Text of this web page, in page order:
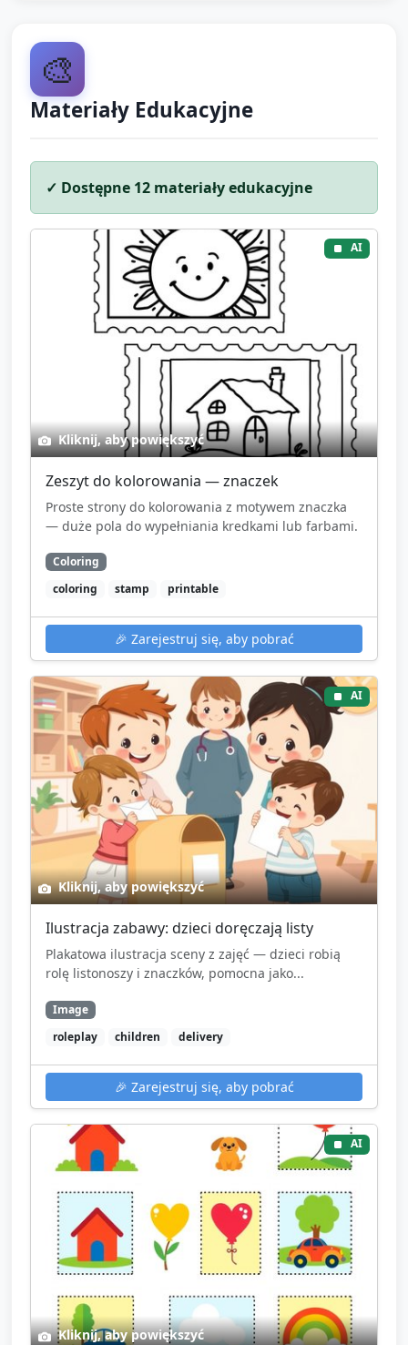
🎨
Materiały Edukacyjne
✓ Dostępne 12 materiały edukacyjne
AI
Kliknij, aby powiększyć
Zeszyt do kolorowania — znaczek
Proste strony do kolorowania z motywem znaczka
— duże pola do wypełniania kredkami lub farbami.
Coloring
coloring
stamp printable
🎉 Zarejestruj się, aby pobrać
AI
Kliknij, aby powiększyć
Ilustracja zabawy: dzieci doręczają listy
Plakatowa ilustracja sceny z zajęć — dzieci robią
rolę listonoszy i znaczków, pomocna jako...
Image
roleplay
children delivery
🎉 Zarejestruj się, aby pobrać
AI
Kliknij, aby powiększyć